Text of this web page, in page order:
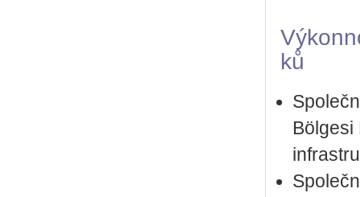
ků
Bölgesi